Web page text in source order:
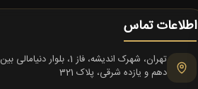
اطلاعات تماس
تهران، شهرک اندیشه، فاز 1، بلوار دنیامالی بین
دهم و یازده شرقی، پلاک 321